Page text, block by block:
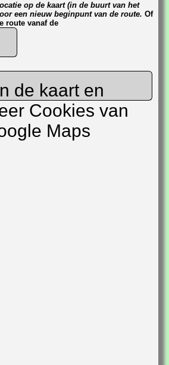
op de kaart (in de buurt van het
een nieuw beginpunt van de route. Of
route vanaf de
de kaart en
Cookies van
Maps